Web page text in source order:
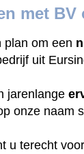
met
plan om een
uit
jarenlange
onze naam
u terecht